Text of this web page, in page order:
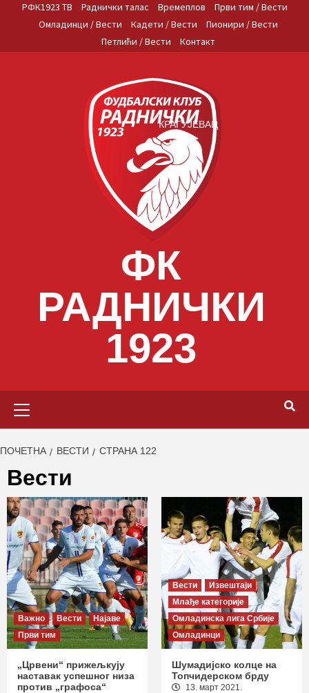
РФК1923 ТВ Раднички талас Времеплов
Први тим / Вести
Омладинци / Вести
Кадети / Вести
Пионири / Вести
Петлићи / Вести
Контакт
ФК
РАДНИЧКИ
1923
КРАГУЈЕВАЦ
ПОЧЕТНА ВЕСТИ СТРАНА 122
Вести
Важно Вести
Најаве
Први тим
„Црвени“ прижељкују
наставак успешног низа
против „графоса“
Вести
Извештаји
Млађе категорије
Омладинска лига Србије
Омладинци
Шумадијско колце на
Топчидерском брду
13. март 2021.